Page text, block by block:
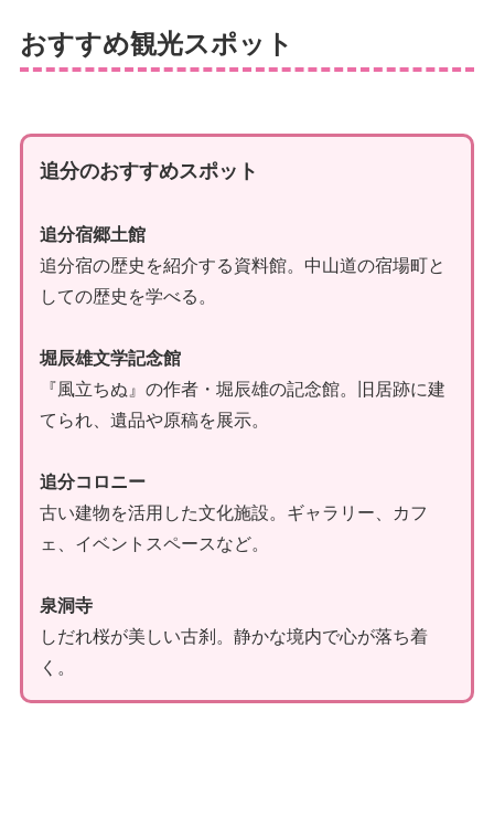
おすすめ観光スポット
追分のおすすめスポット
追分宿郷土館
追分宿の歴史を紹介する資料館。中山道の宿場町と
しての歴史を学べる。
堀辰雄文学記念館
『風立ちぬ』の作者・堀辰雄の記念館。旧居跡に建
てられ、遺品や原稿を展示。
追分コロニー
古い建物を活用した文化施設。ギャラリー、カフ
ェ、イベントスペースなど。
泉洞寺
しだれ桜が美しい古刹。静かな境内で心が落ち着
く。